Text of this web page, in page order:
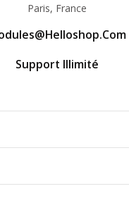
Paris, France
Support Illimité